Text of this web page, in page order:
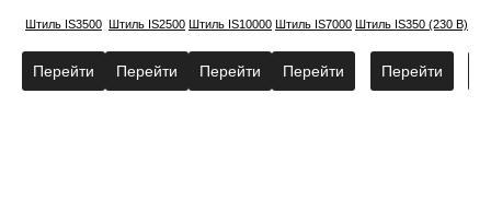
Штиль IS3500
Перейти
Штиль IS2500
Перейти
Штиль IS10000
Перейти
Штиль IS7000
Перейти
Штиль IS350 (230 В)
Перейти